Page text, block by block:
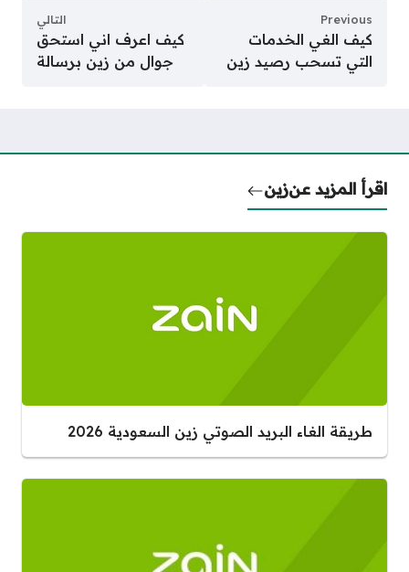
Previous
كيف الغي الخدمات
التي تسحب رصيد زين
التالي
كيف اعرف اني استحق
جوال من زين برسالة
اقرأ المزيد عنزين
طريقة الغاء البريد الصوتي زين السعودية 2026